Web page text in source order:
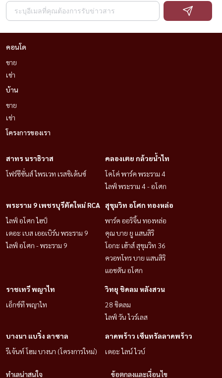
คอนโด
ขาย
เช่า
บ้าน
ขาย
เช่า
โครงการของเรา
สาทร นราธิวาส
โฟร์ซีซั่นส์ ไพรเวท เรสซิเด้นซ์
คลองเตย กล้วยน้ำไท
โคโค่ พาร์ค พระราม 4
ไลฟ์ พระราม 4 - อโศก
พระราม 9 เพชรบุรีตัดใหม่ RCA
ไลฟ์ อโศก ไฮป์
เดอะ เบส เออเบิร์น พระราม 9
ไลฟ์ อโศก - พระราม 9
สุขุมวิท อโศก ทองหล่อ
พาร์ค ออริจิ้น ทองหล่อ
คุณ บาย ยู แสนสิริ
โอกะ เฮ้าส์ สุขุมวิท 36
ควอทโทร บาย แสนสิริ
แอชตัน อโศก
ราชเทวี พญาไท
เอ็กซ์ที พญาไท
วิทยุ ชิดลม หลังสวน
28 ชิดลม
ไลฟ์ วัน ไวร์เลส
บางนา แบริ่ง ลาซาล
รีเจ้นท์ โฮม บางนา (โครงการใหม่)
ลาดพร้าว เซ็นทรัลลาดพร้าว
เดอะ ไลน์ ไวบ์
ทำเลน่าสนใจ ข้อตกลงและเงื่อนไข